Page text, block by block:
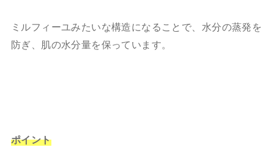
ミルフィーユみたいな構造になることで、水分の蒸発を
防ぎ、肌の水分量を保っています。
ポイント